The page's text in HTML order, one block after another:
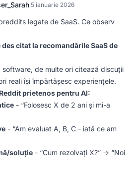
·5 ianuarie 2026
legate de SaaS. Ce observ
citat la recomandările SaaS de
software, de multe ori citează discuții
reali își împărtășesc experiențele.
prietenos pentru AI:
- “Folosesc X de 2 ani și mi-a
- “Am evaluat A, B, C - iată ce am
soluție - “Cum rezolvați X?” → “Noi